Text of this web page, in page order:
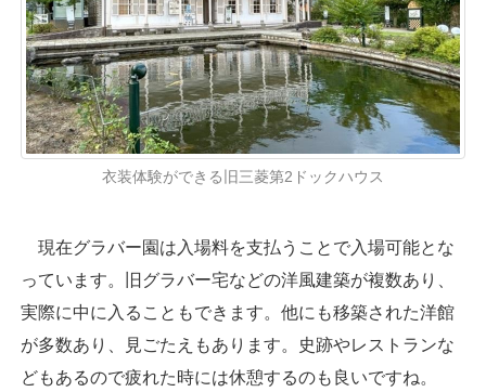
衣装体験ができる旧三菱第2ドックハウス
現在グラバー園は入場料を支払うことで入場可能とな
っています。旧グラバー宅などの洋風建築が複数あり、
実際に中に入ることもできます。他にも移築された洋館
が多数あり、見ごたえもあります。史跡やレストランな
どもあるので疲れた時には休憩するのも良いですね。